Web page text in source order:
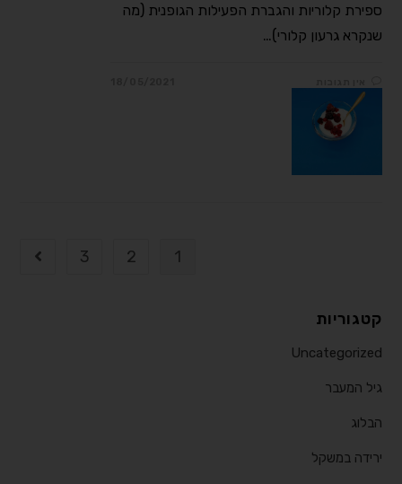
ספירת קלוריות והגברת הפעילות הגופנית (מה
שנקרא גרעון קלורי)…
1
2
3
קטגוריות
Uncategorized
גיל המעבר
הבלוג
ירידה במשקל